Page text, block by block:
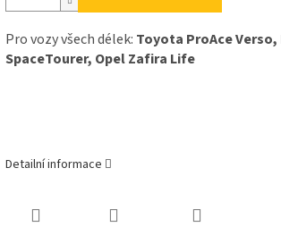
Pro vozy všech délek: Toyota ProAce
SpaceTourer, Opel Zafira Life
Detailní informace